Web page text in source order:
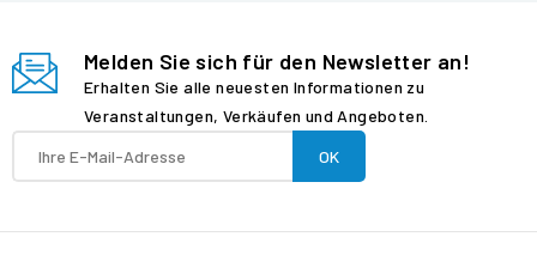
Melden Sie sich für den Newsletter an!
Erhalten Sie alle neuesten Informationen zu
Veranstaltungen, Verkäufen und Angeboten.